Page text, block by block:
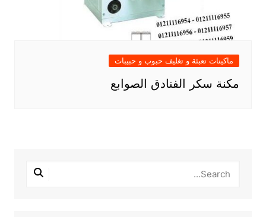
ماكينات تعبئة و تغليف حبوب و حبيبات
مكنة سكر الفنادق الصوابع